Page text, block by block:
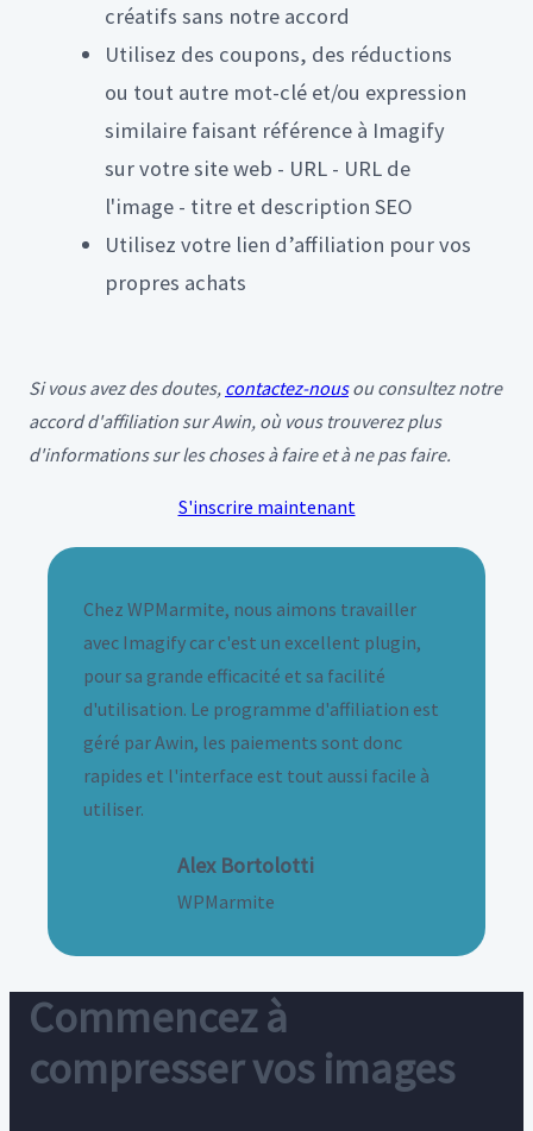
créatifs sans notre accord
Utilisez des coupons, des réductions
ou tout autre mot-clé et/ou expression
similaire faisant référence à Imagify
sur votre site web - URL - URL de
l'image - titre et description SEO
Utilisez votre lien d’affiliation pour vos
propres achats
Si vous avez des doutes, contactez-nousou consultez notre
accord d'affiliation sur Awin, où vous trouverez plus
d'informations sur les choses à faire et à ne pas faire.
S'inscrire maintenant
Chez WPMarmite, nous aimons travailler
avec Imagify car c'est un excellent plugin,
pour sa grande efficacité et sa facilité
d'utilisation. Le programme d'affiliation est
géré par Awin, les paiements sont donc
rapides et l'interface est tout aussi facile à
utiliser.
Alex Bortolotti
WPMarmite
Commencez à
compresser vos images